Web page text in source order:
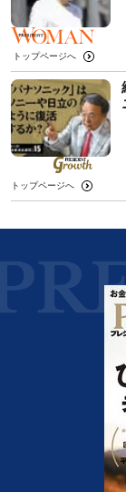
トップページへ
トップページへ